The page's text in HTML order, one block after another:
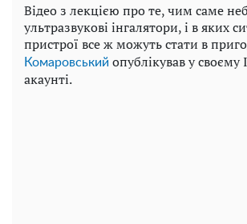
Відео з лекцією про те, чим саме
ультразвукові інгалятори, і в яких
пристрої все ж можуть стати в
Комаровський опублікував у
акаунті.